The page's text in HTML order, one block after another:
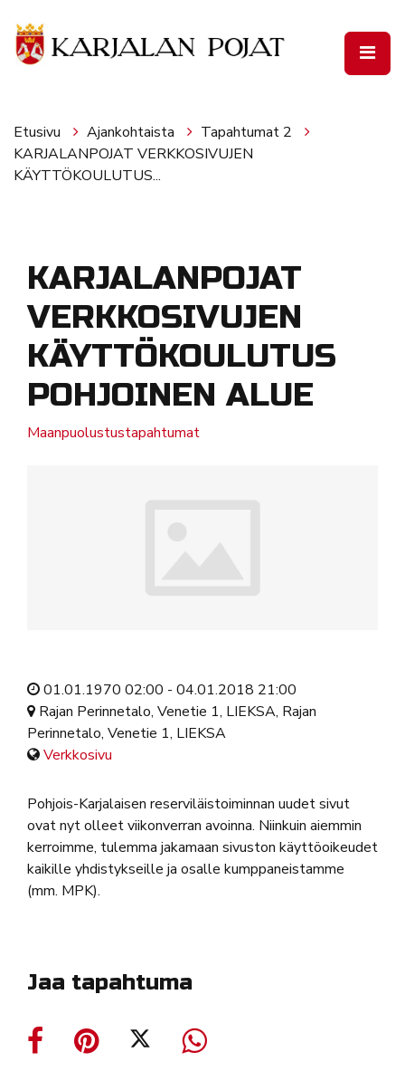
Etusivu Ajankohtaista
Tapahtumat 2
KARJALANPOJAT VERKKOSIVUJEN
KÄYTTÖKOULUTUS...
KARJALANPOJAT
VERKKOSIVUJEN
KÄYTTÖKOULUTUS
POHJOINEN ALUE
Maanpuolustustapahtumat
01.01.1970 02:00 - 04.01.2018 21:00
Rajan Perinnetalo, Venetie 1, LIEKSA, Rajan
Perinnetalo, Venetie 1, LIEKSA
Verkkosivu
Pohjois-Karjalaisen reserviläistoiminnan uudet sivut
ovat nyt olleet viikonverran avoinna. Niinkuin aiemmin
kerroimme, tulemma jakamaan sivuston käyttöoikeudet
kaikille yhdistykseille ja osalle kumppaneistamme
(mm. MPK).
Jaa tapahtuma